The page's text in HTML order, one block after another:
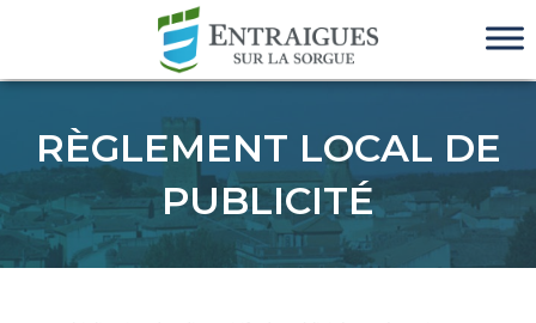
RÈGLEMENT LOCAL DE
PUBLICITÉ